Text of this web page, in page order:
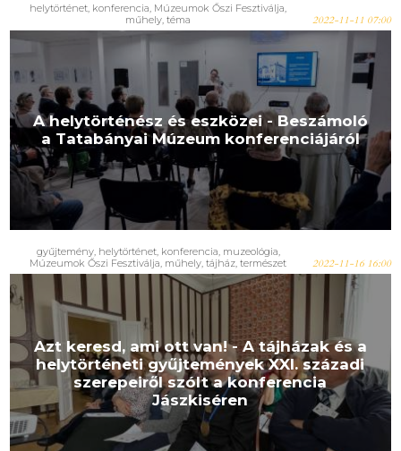
helytörténet, konferencia, Múzeumok Őszi Fesztiválja,
műhely, téma
2022-11-11 07:00
A helytörténész és eszközei - Beszámoló
a Tatabányai Múzeum konferenciájáról
gyűjtemény, helytörténet, konferencia, muzeológia,
Múzeumok Őszi Fesztiválja, műhely, tájház, természet
2022-11-16 16:00
Azt keresd, ami ott van! - A tájházak és a
helytörténeti gyűjtemények XXI. századi
szerepeiről szólt a konferencia
Jászkiséren